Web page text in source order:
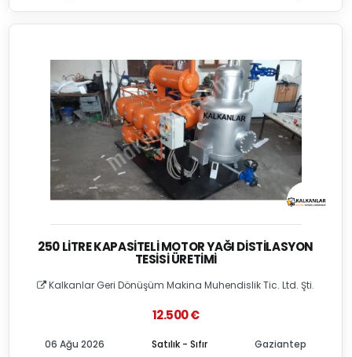
250 LITRE KAPASITELI MOTOR YAĞI DISTILASYON
TESISI ÜRETIMI
Kalkanlar Geri Dönüşüm Makina Muhendislik Tic. Ltd. Şti.
12.500 €
Satılık - Sıfır
06 Ağu 2026 Gaziantep